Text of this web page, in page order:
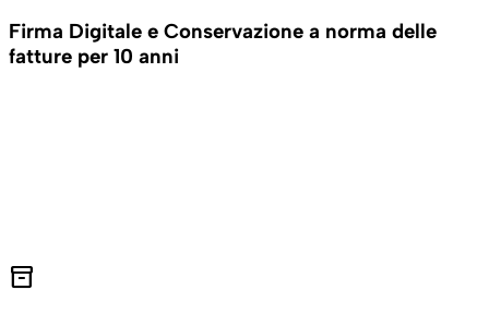
Firma Digitale e Conservazione a norma delle
fatture per 10 anni
inventory_2